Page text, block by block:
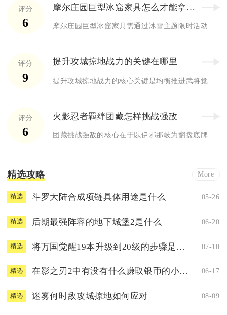
评分
6
摩尔庄园巨型冰窟家具怎么才能拿到呢
摩尔庄园巨型冰窟家具需通过冰雪主题限时活动兑换与大力商人神秘...
评分
9
提升攻城掠地战力的关键在哪里
评分
6
火影忍者羁绊团藏怎样挑战强敌
团藏挑战强敌的核心在于以伊邪那岐为翻盘底牌，用远程消耗与拉扯...
精选攻略 More
精选 斗罗大陆合成项链具体用途是什么 05-26
精选 后期最强阵容的地下城堡2是什么 06-20
精选 将万国觉醒19本升级到20级的步骤是什么 07-10
精选 在影之刃2中有没有什么赚取银币的小窍门 06-17
精选 迷雾何时敌攻城掠地如何应对 08-09